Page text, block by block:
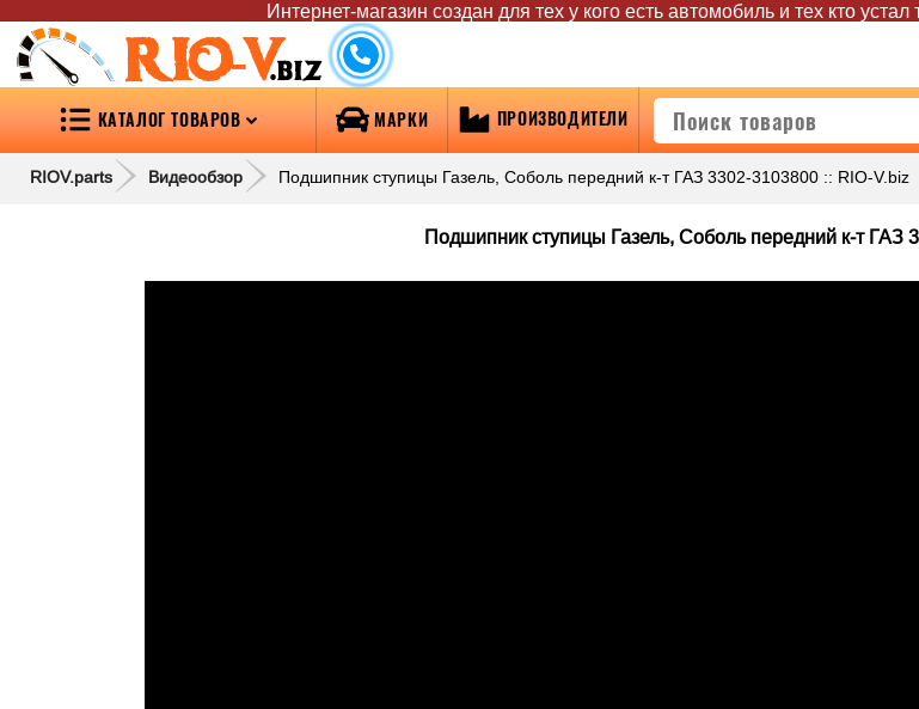
Интернет-магазин создан для тех у кого есть автомобиль и тех кто
RIO-V.biz
КАТАЛОГ ТОВАРОВ МАРКИ ПРОИЗВОДИТЕЛИ
RIOV.parts Видеообзор Подшипник ступицы Газель, Соболь передний к-т ГАЗ 3302-3103800 :: RIO-V.biz
Подшипник ступицы Газель, Соболь передний к-т ГАЗ